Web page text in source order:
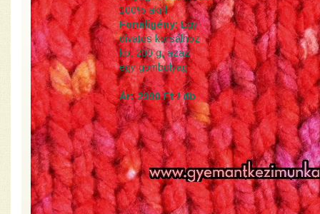
100% akril
Fonaligény:Egy
divatos körsálhoz
kb. 200 g, azaz
egy gombolyag
Ár: 2990 Ft / db